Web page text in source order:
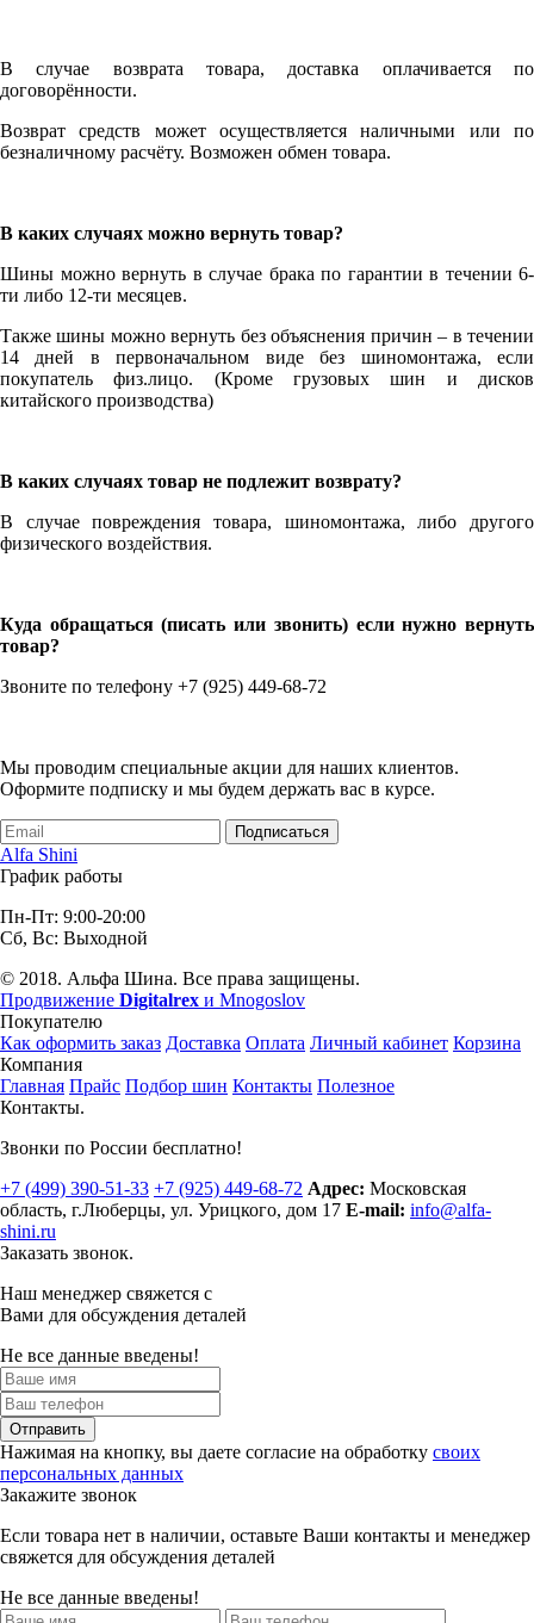
В случае возврата товара, доставка оплачивается по
договорённости.
Возврат средств может осуществляется наличными или по
безналичному расчёту. Возможен обмен товара.
В каких случаях можно вернуть товар?
Шины можно вернуть в случае брака по гарантии в течении 6-
ти либо 12-ти месяцев.
Также шины можно вернуть без объяснения причин – в течении
14 дней в первоначальном виде без шиномонтажа, если
покупатель физ.лицо. (Кроме грузовых шин и дисков
китайского производства)
В каких случаях товар не подлежит возврату?
В случае повреждения товара, шиномонтажа, либо другого
физического воздействия.
Куда обращаться (писать или звонить) если нужно вернуть
товар?
Звоните по телефону +7 (925) 449-68-72
Мы проводим специальные акции для наших клиентов.
Оформите подписку и мы будем держать вас в курсе.
Подписаться
Alfa Shini
График работы
Пн-Пт: 9:00-20:00
Сб, Вс: Выходной
© 2018. Альфа Шина. Все права защищены.
Продвижение Digitalrex и Mnogoslov
Покупателю
Как оформить заказ Доставка Оплата Личный кабинет Корзина
Компания
Главная Прайс Подбор шин Контакты Полезное
Контакты.
Звонки по России бесплатно!
+7 (499) 390-51-33 +7 (925) 449-68-72 Адрес: Московская
область, г.Люберцы, ул. Урицкого, дом 17 E-mail: info@alfa-
shini.ru
Заказать звонок.
Наш менеджер свяжется с
Вами для обсуждения деталей
Не все данные введены!
Отправить
Нажимая на кнопку, вы даете согласие на обработку своих
персональных данных
Закажите звонок
Если товара нет в наличии, оставьте Ваши контакты и менеджер
свяжется для обсуждения деталей
Не все данные введены!